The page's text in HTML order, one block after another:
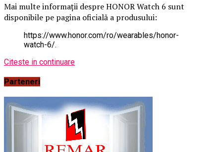
Mai multe informații despre HONOR Watch 6 sunt
disponibile pe pagina oficială a produsului:
https://www.honor.com/ro/wearables/honor-
watch-6/.
Citeste in continuare
Parteneri